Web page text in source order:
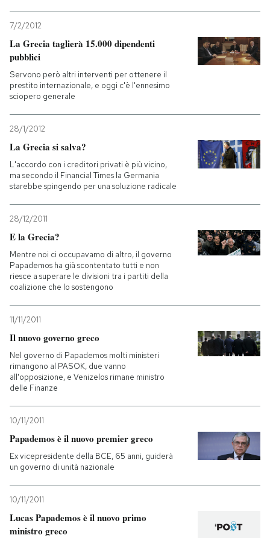
7/2/2012
La Grecia taglierà 15.000 dipendenti
pubblici
Servono però altri interventi per ottenere il
prestito internazionale, e oggi c'è l'ennesimo
sciopero generale
28/1/2012
La Grecia si salva?
L'accordo con i creditori privati è più vicino,
ma secondo il Financial Times la Germania
starebbe spingendo per una soluzione radicale
28/12/2011
E la Grecia?
Mentre noi ci occupavamo di altro, il governo
Papademos ha già scontentato tutti e non
riesce a superare le divisioni tra i partiti della
coalizione che lo sostengono
11/11/2011
Il nuovo governo greco
Nel governo di Papademos molti ministeri
rimangono al PASOK, due vanno
all'opposizione, e Venizelos rimane ministro
delle Finanze
10/11/2011
Papademos è il nuovo premier greco
Ex vicepresidente della BCE, 65 anni, guiderà
un governo di unità nazionale
10/11/2011
Lucas Papademos è il nuovo primo
ministro greco